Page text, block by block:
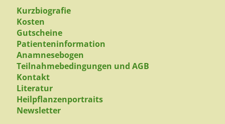
Kurzbiografie
Kosten
Gutscheine
Patienteninformation
Anamnesebogen
Teilnahmebedingungen und AGB
Kontakt
Literatur
Heilpflanzenportraits
Newsletter